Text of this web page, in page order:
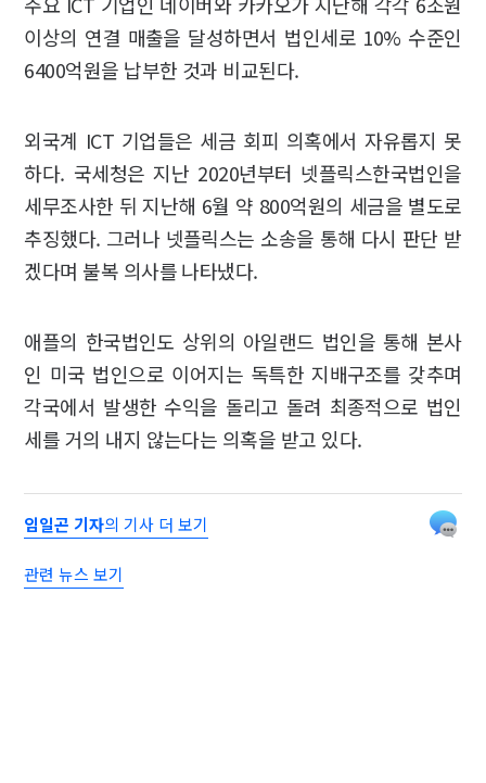
이상의 연결 매출을 달성하면서 법인세로 10% 수준인
6400억원을 납부한 것과 비교된다.
외국계 ICT 기업들은 세금 회피 의혹에서 자유롭지 못
하다. 국세청은 지난 2020년부터 넷플릭스한국법인을
세무조사한 뒤 지난해 6월 약 800억원의 세금을 별도로
추징했다. 그러나 넷플릭스는 소송을 통해 다시 판단 받
겠다며 불복 의사를 나타냈다.
애플의 한국법인도 상위의 아일랜드 법인을 통해 본사
인 미국 법인으로 이어지는 독특한 지배구조를 갖추며
각국에서 발생한 수익을 돌리고 돌려 최종적으로 법인
세를 거의 내지 않는다는 의혹을 받고 있다.
임일곤 기자의 기사 더 보기
관련 뉴스 보기